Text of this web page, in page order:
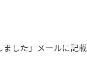
した」メールに記載